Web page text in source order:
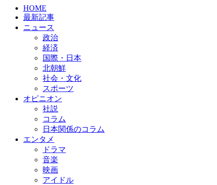
HOME
最新記事
ニュース
政治
経済
国際・日本
北朝鮮
社会・文化
スポーツ
オピニオン
社説
コラム
日本関係のコラム
エンタメ
ドラマ
音楽
映画
アイドル